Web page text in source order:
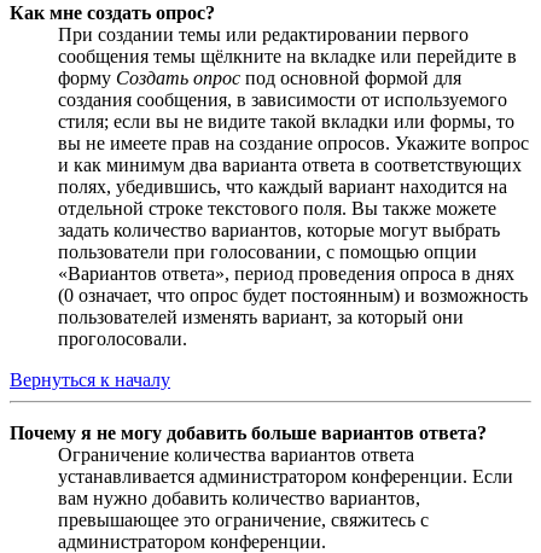
Как мне создать опрос?
При создании темы или редактировании первого
сообщения темы щёлкните на вкладке или перейдите в
форму Создать опрос под основной формой для
создания сообщения, в зависимости от используемого
стиля; если вы не видите такой вкладки или формы, то
вы не имеете прав на создание опросов. Укажите вопрос
и как минимум два варианта ответа в соответствующих
полях, убедившись, что каждый вариант находится на
отдельной строке текстового поля. Вы также можете
задать количество вариантов, которые могут выбрать
пользователи при голосовании, с помощью опции
«Вариантов ответа», период проведения опроса в днях
(0 означает, что опрос будет постоянным) и возможность
пользователей изменять вариант, за который они
проголосовали.
Вернуться к началу
Почему я не могу добавить больше вариантов ответа?
Ограничение количества вариантов ответа
устанавливается администратором конференции. Если
вам нужно добавить количество вариантов,
превышающее это ограничение, свяжитесь с
администратором конференции.